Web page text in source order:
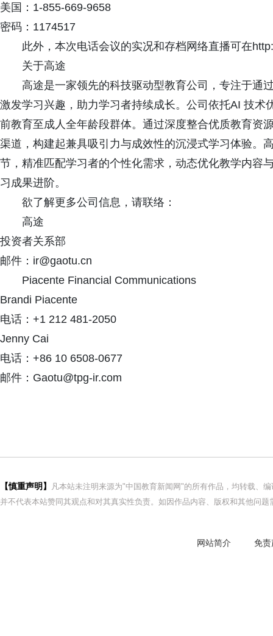
美国：1-855-669-9658
密码：1174517
此外，本次电话会议的实况和存档网络直播可在
关于高途
高途是一家领先的科技驱动型教育公司，专注于通
激发学习兴趣，助力学习者持续成长。公司依托AI 技
前教育至成人全年龄段群体。通过深度整合优质教育资
渠道，构建起兼具吸引力与成效性的沉浸式学习体验。
节，精准匹配学习者的个性化需求，动态优化教学内容
习成果进阶。
欲了解更多公司信息，请联络：
高途
投资者关系部
邮件：ir@gaotu.cn
Piacente Financial Communications
Brandi Piacente
电话：+1 212 481-2050
Jenny Cai
电话：+86 10 6508-0677
邮件：Gaotu@tpg-ir.com
【慎重声明】
凡本站未注明来源为"中国教育新闻网"的所有作品，均转载、
并不代表本站赞同其观点和对其真实性负责。如因作品内容、版权和其他问
网站简介 免责